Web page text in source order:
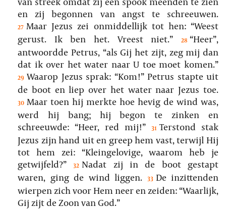
en zij begonnen van angst te schreeuwen.
27 Maar Jezus zei onmiddellijk tot hen: “Weest
gerust. Ik ben het. Vreest niet.”
28 “Heer”,
antwoordde Petrus, “als Gij het zijt, zeg mij dan
dat ik over het water naar U toe moet komen.”
29 Waarop Jezus sprak: “Kom!” Petrus stapte uit
de boot en liep over het water naar Jezus toe.
30 Maar toen hij merkte hoe hevig de wind was,
werd hij bang; hij begon te zinken en
schreeuwde: “Heer, red mij!”
31 Terstond stak
Jezus zijn hand uit en greep hem vast, terwijl Hij
tot hem zei: “Kleingelovige, waarom heb je
getwijfeld?”32 Nadat zij in de boot gestapt
waren, ging de wind liggen.
33 De inzittenden
wierpen zich voor Hem neer en zeiden: “Waarlijk,
Gij zijt de Zoon van God.”